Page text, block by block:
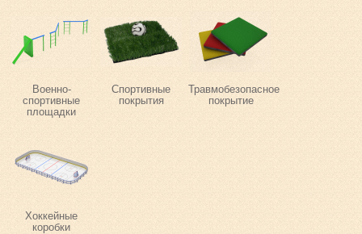
Военно-
спортивные
площадки
Спортивные
покрытия
Травмобезопасное
покрытие
Хоккейные
коробки